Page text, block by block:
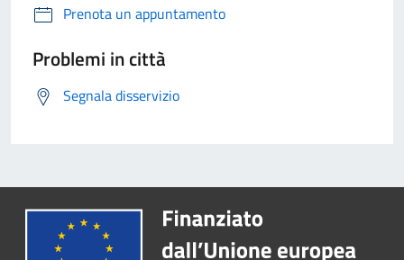
Prenota un appuntamento
Problemi in città
Segnala disservizio